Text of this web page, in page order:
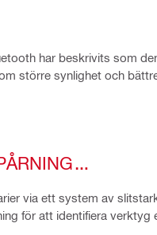
har beskrivits som
större synlighet och
via ett system av
för att identifiera